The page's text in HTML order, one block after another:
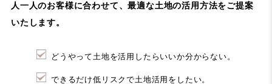
人一人のお客様に合わせて、最適な土地の活用方法をご提案
いたします。
どうやって土地を活用したらいいか分からない。
できるだけ低リスクで土地活用をしたい。